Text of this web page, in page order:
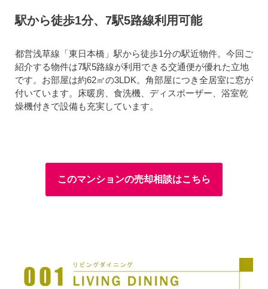
駅から徒歩1分、7駅5路線利用可能
都営浅草線「東日本橋」駅から徒歩1分の駅近物件。今回ご
紹介する物件は7駅5路線が利用できる交通便が優れた立地
です。お部屋は約62㎡の3LDK。角部屋につき全居室に窓が
付いています。床暖房、食洗機、ディスポーザー、浴室乾
燥機付きで設備も充実しています。
このマンションの売却相談はこちら